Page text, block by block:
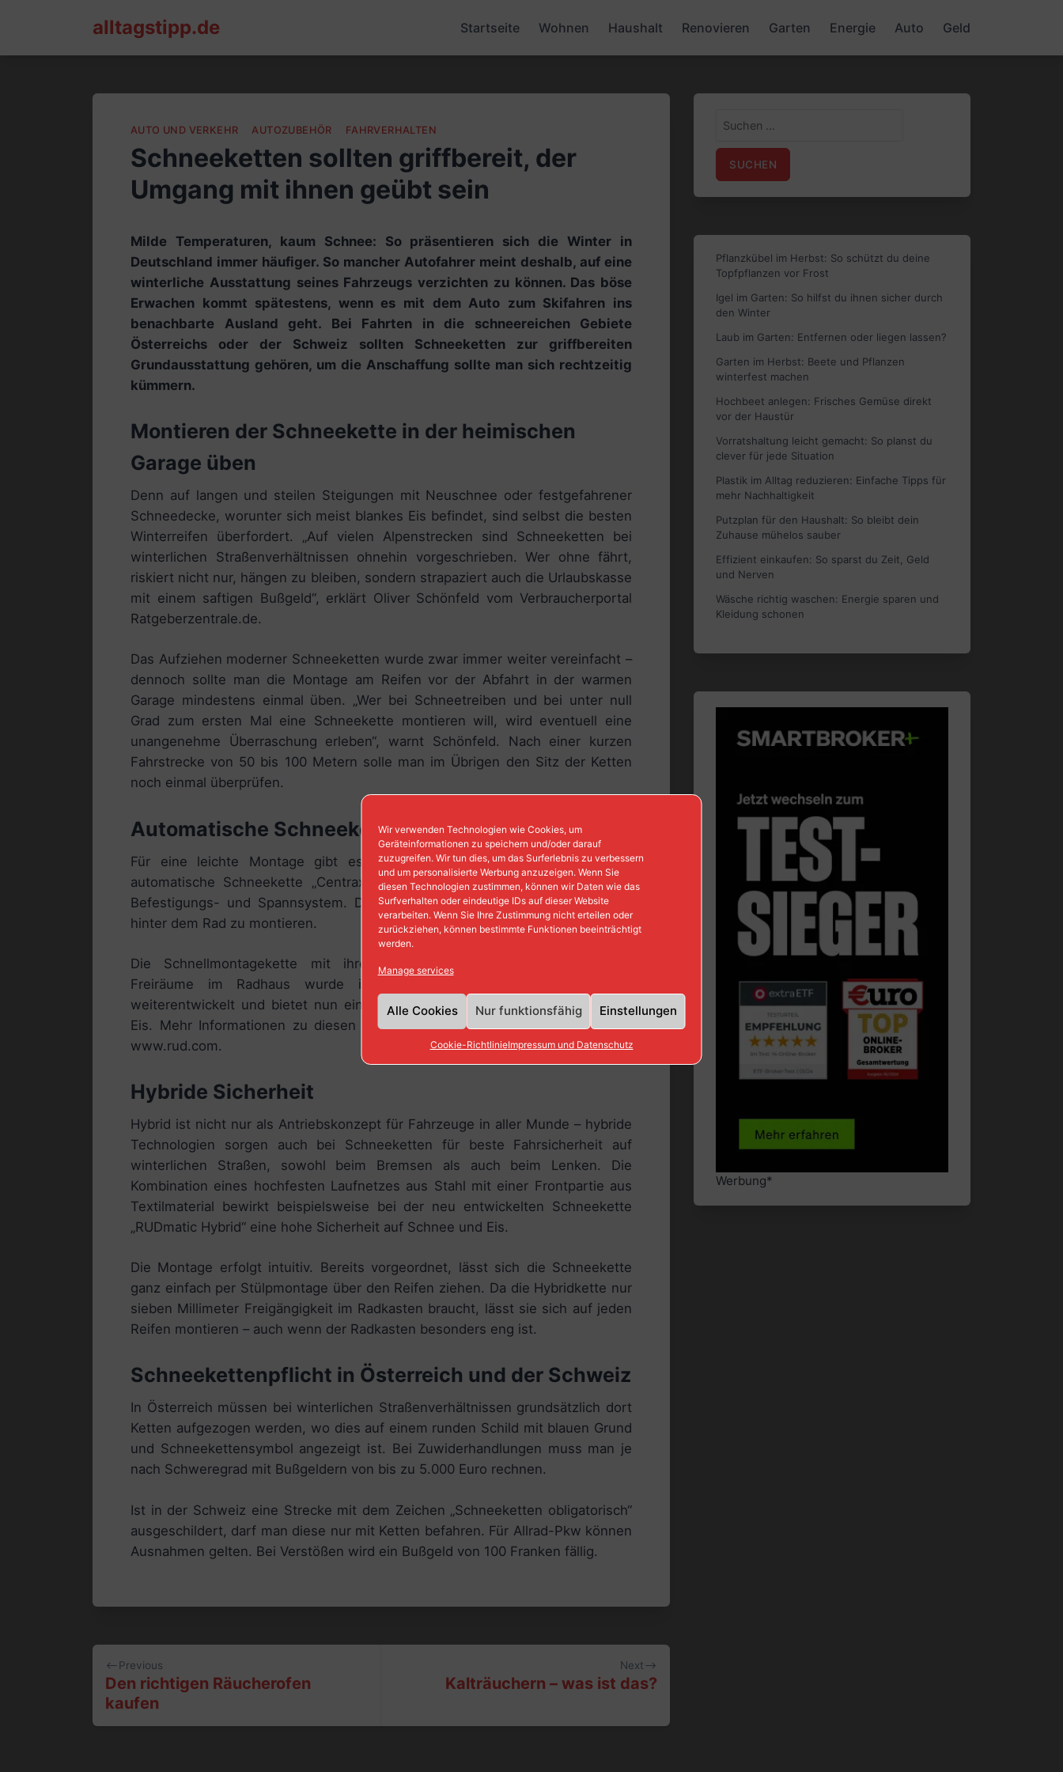
Wir verwenden Technologien wie Cookies, um
Geräteinformationen zu speichern und/oder darauf
zuzugreifen. Wir tun dies, um das Surferlebnis zu verbessern
und um personalisierte Werbung anzuzeigen. Wenn Sie
diesen Technologien zustimmen, können wir Daten wie das
Surfverhalten oder eindeutige IDs auf dieser Website
verarbeiten. Wenn Sie Ihre Zustimmung nicht erteilen oder
zurückziehen, können bestimmte Funktionen beeinträchtigt
werden.
Manage services
Alle Cookies Nur funktionsfähig Einstellungen
Cookie-RichtlinieImpressum und Datenschutz
alltagstipp.de Startseite Wohnen Haushalt Renovieren Garten Energie Auto Geld
AUTO UND VERKEHR AUTOZUBEHÖR FAHRVERHALTEN
Schneeketten sollten griffbereit, der
Umgang mit ihnen geübt sein
Milde Temperaturen, kaum Schnee: So präsentieren sich die Winter in
Deutschland immer häufiger. So mancher Autofahrer meint deshalb, auf eine
winterliche Ausstattung seines Fahrzeugs verzichten zu können. Das böse
Erwachen kommt spätestens, wenn es mit dem Auto zum Skifahren ins
benachbarte Ausland geht. Bei Fahrten in die schneereichen Gebiete
Österreichs oder der Schweiz sollten Schneeketten zur griffbereiten
Grundausstattung gehören, um die Anschaffung sollte man sich rechtzeitig
kümmern.
Montieren der Schneekette in der heimischen
Garage üben
Denn auf langen und steilen Steigungen mit Neuschnee oder festgefahrener
Schneedecke, worunter sich meist blankes Eis befindet, sind selbst die besten
Winterreifen überfordert. „Auf vielen Alpenstrecken sind Schneeketten bei
winterlichen Straßenverhältnissen ohnehin vorgeschrieben. Wer ohne fährt,
riskiert nicht nur, hängen zu bleiben, sondern strapaziert auch die Urlaubskasse
mit einem saftigen Bußgeld“, erklärt Oliver Schönfeld vom Verbraucherportal
Ratgeberzentrale.de.
Das Aufziehen moderner Schneeketten wurde zwar immer weiter vereinfacht –
dennoch sollte man die Montage am Reifen vor der Abfahrt in der warmen
Garage mindestens einmal üben. „Wer bei Schneetreiben und bei unter null
Grad zum ersten Mal eine Schneekette montieren will, wird eventuell eine
unangenehme Überraschung erleben“, warnt Schönfeld. Nach einer kurzen
Fahrstrecke von 50 bis 100 Metern solle man im Übrigen den Sitz der Ketten
noch einmal überprüfen.
Automatische Schneekette
Für eine leichte Montage gibt es vom Anbieter RUD beispielsweise die
automatische Schneekette „Centrax“ mit dem optimierten und patentierten
Befestigungs- und Spannsystem. Die Kette ist einfach und ohne Handgriffe
hinter dem Rad zu montieren.
Die Schnellmontagekette mit ihrem feingliedrigen Laufnetz für engste
Freiräume im Radhaus wurde in Sachen Laufruhe und Lebensdauer
weiterentwickelt und bietet nun eine noch bessere Traktion auf Schnee und
Eis. Mehr Informationen zu diesen und anderen Schneeketten gibt es unter
www.rud.com.
Hybride Sicherheit
Hybrid ist nicht nur als Antriebskonzept für Fahrzeuge in aller Munde – hybride
Technologien sorgen auch bei Schneeketten für beste Fahrsicherheit auf
winterlichen Straßen, sowohl beim Bremsen als auch beim Lenken. Die
Kombination eines hochfesten Laufnetzes aus Stahl mit einer Frontpartie aus
Textilmaterial bewirkt beispielsweise bei der neu entwickelten Schneekette
„RUDmatic Hybrid“ eine hohe Sicherheit auf Schnee und Eis.
Die Montage erfolgt intuitiv. Bereits vorgeordnet, lässt sich die Schneekette
ganz einfach per Stülpmontage über den Reifen ziehen. Da die Hybridkette nur
sieben Millimeter Freigängigkeit im Radkasten braucht, lässt sie sich auf jeden
Reifen montieren – auch wenn der Radkasten besonders eng ist.
Schneekettenpflicht in Österreich und der Schweiz
In Österreich müssen bei winterlichen Straßenverhältnissen grundsätzlich dort
Ketten aufgezogen werden, wo dies auf einem runden Schild mit blauen Grund
und Schneekettensymbol angezeigt ist. Bei Zuwiderhandlungen muss man je
nach Schweregrad mit Bußgeldern von bis zu 5.000 Euro rechnen.
Ist in der Schweiz eine Strecke mit dem Zeichen „Schneeketten obligatorisch“
ausgeschildert, darf man diese nur mit Ketten befahren. Für Allrad-Pkw können
Ausnahmen gelten. Bei Verstößen wird ein Bußgeld von 100 Franken fällig.
Previous
Den richtigen Räucherofen
kaufen
Next
Kalträuchern – was ist das?
nach:
Pflanzkübel im Herbst: So schützt du deine
Topfpflanzen vor Frost
Igel im Garten: So hilfst du ihnen sicher durch
den Winter
Laub im Garten: Entfernen oder liegen lassen?
Garten im Herbst: Beete und Pflanzen
winterfest machen
Hochbeet anlegen: Frisches Gemüse direkt
vor der Haustür
Vorratshaltung leicht gemacht: So planst du
clever für jede Situation
Plastik im Alltag reduzieren: Einfache Tipps für
mehr Nachhaltigkeit
Putzplan für den Haushalt: So bleibt dein
Zuhause mühelos sauber
Effizient einkaufen: So sparst du Zeit, Geld
und Nerven
Wäsche richtig waschen: Energie sparen und
Kleidung schonen
Werbung*